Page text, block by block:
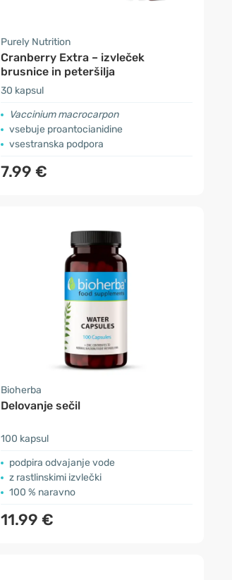
Purely Nutrition
Cranberry Extra – izvleček
brusnice in peteršilja
30 kapsul
Vaccinium macrocarpon
vsebuje proantocianidine
vsestranska podpora
7.99 €
Bioherba
Delovanje sečil
100 kapsul
podpira odvajanje vode
z rastlinskimi izvlečki
100 % naravno
11.99 €